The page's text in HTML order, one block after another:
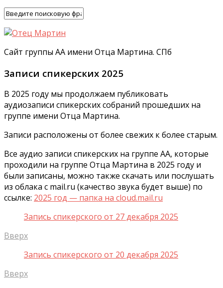
Сайт группы АА имени Отца Мартина. СПб
Записи спикерских 2025
В 2025 году мы продолжаем публиковать
аудиозаписи спикерских собраний прошедших на
группе имени Отца Мартина.
Записи расположены от более свежих к более старым.
Все аудио записи спикерских на группе АА, которые
проходили на группе Отца Мартина в 2025 году и
были записаны, можно также скачать или послушать
из облака с mail.ru (качество звука будет выше) по
ссылке: 2025 год — папка на cloud.mail.ru
Запись спикерского от 27 декабря 2025
Вверх
Запись спикерского от 20 декабря 2025
Вверх